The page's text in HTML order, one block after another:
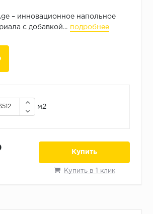
– инновационное напольное
с добавкой... подробнее
м2
Купить
Купить в 1 клик